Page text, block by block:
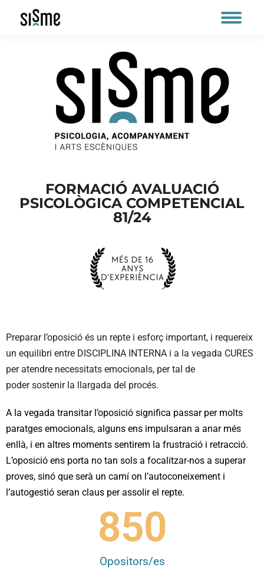
FORMACIÓ AVALUACIÓ
PSICOLÒGICA COMPETENCIAL
81/24
Preparar l’oposició és un repte i esforç important, i requereix
un equilibri entre DISCIPLINA INTERNA i a la vegada CURES
per atendre necessitats emocionals, per tal de
poder sostenir la llargada del procés.
A la vegada transitar l’oposició significa passar per molts
paratges emocionals, alguns ens impulsaran a anar més
enllà, i en altres moments sentirem la frustració i retracció.
L’oposició ens porta no tan sols a focalitzar-nos a superar
proves, sinó que serà un camí on l’autoconeixement i
l’autogestió seran claus per assolir el repte.
Opositors/es
850